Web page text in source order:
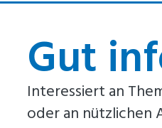
Gut
Interessiert an
oder an nützlichen